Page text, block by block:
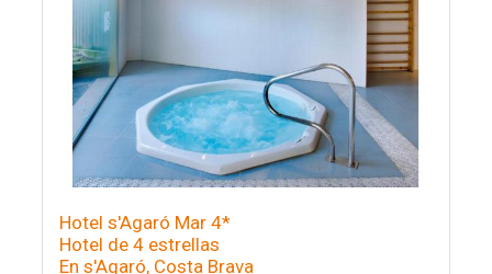
Hotel s'Agaró Mar 4*
Hotel de 4 estrellas
En s'Agaró, Costa Brava